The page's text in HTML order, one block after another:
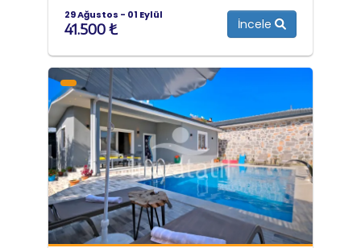
29 Ağustos - 01 Eylül
41.500 ₺ İncele